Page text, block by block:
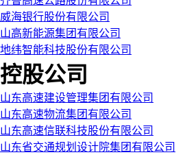
威海银行股份有限公司
山高新能源集团有限公司
地纬智能科技股份有限公司
控股公司
山东高速建设管理集团有限公司
山东高速物流集团有限公司
山东高速信联科技股份有限公司
山东省交通规划设计院集团有限公司